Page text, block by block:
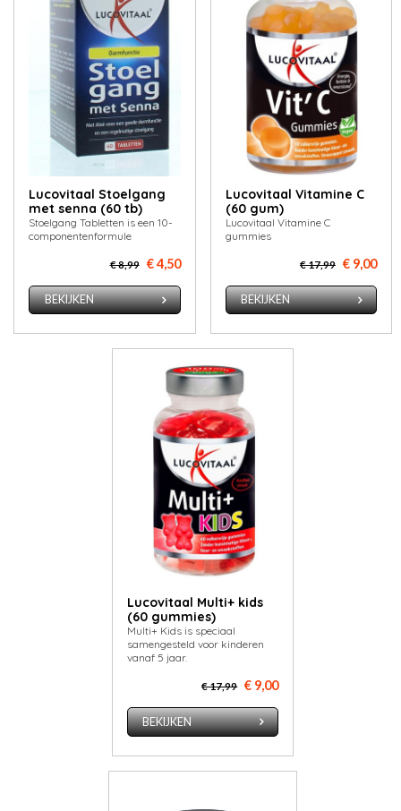
Lucovitaal Stoelgang
met senna (60 tb)
Stoelgang Tabletten is een 10-
componentenformule
€ 8,99 € 4,50
BEKIJKEN
Lucovitaal Vitamine C
(60 gum)
Lucovitaal Vitamine C
gummies
€ 17,99 € 9,00
BEKIJKEN
Lucovitaal Multi+ kids
(60 gummies)
Multi+ Kids is speciaal
samengesteld voor kinderen
vanaf 5 jaar.
€ 17,99 € 9,00
BEKIJKEN